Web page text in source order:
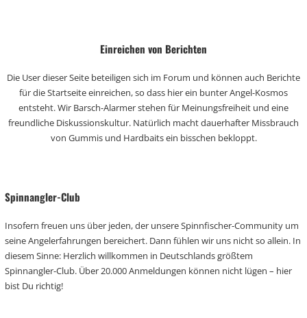
Einreichen von Berichten
Die User dieser Seite beteiligen sich im Forum und können auch Berichte
für die Startseite einreichen, so dass hier ein bunter Angel-Kosmos
entsteht. Wir Barsch-Alarmer stehen für Meinungsfreiheit und eine
freundliche Diskussionskultur. Natürlich macht dauerhafter Missbrauch
von Gummis und Hardbaits ein bisschen bekloppt.
Spinnangler-Club
Insofern freuen uns über jeden, der unsere Spinnfischer-Community um
seine Angelerfahrungen bereichert. Dann fühlen wir uns nicht so allein. In
diesem Sinne: Herzlich willkommen in Deutschlands größtem
Spinnangler-Club. Über 20.000 Anmeldungen können nicht lügen – hier
bist Du richtig!